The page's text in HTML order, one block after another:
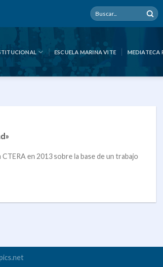
ESCUELA MARINA VITE MEDIATECA
en 2013 sobre la base de un trabajo